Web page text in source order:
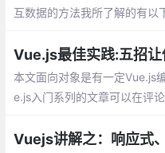
互数据的方法我所了解的有以
Vue.js最佳实践:五招
本文面向对象是有一定Vue.js
e.js入门系列的文章可以在评
网站
Vuejs讲解之：响应式